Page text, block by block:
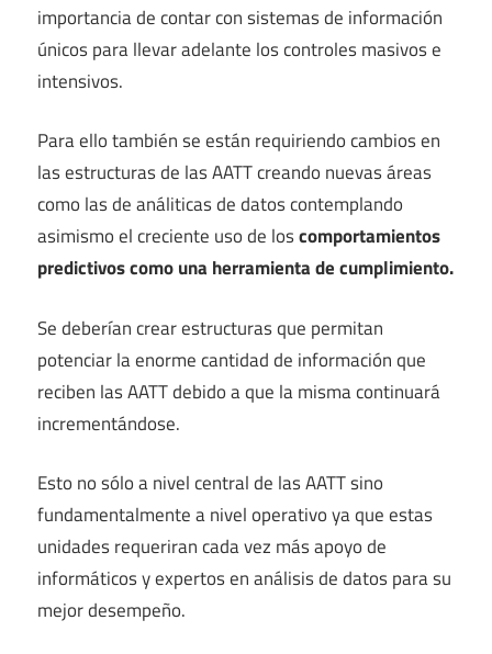
importancia de contar con sistemas de información
únicos para llevar adelante los controles masivos e
intensivos.
Para ello también se están requiriendo cambios en
las estructuras de las AATT creando nuevas áreas
como las de análiticas de datos contemplando
asimismo el creciente uso de loscomportamientos
predictivos como una herramienta de cumplimiento.
Se deberían crear estructuras que permitan
potenciar la enorme cantidad de información que
reciben las AATT debido a que la misma continuará
incrementándose.
Esto no sólo a nivel central de las AATT sino
fundamentalmente a nivel operativo ya que estas
unidades requeriran cada vez más apoyo de
informáticos y expertos en análisis de datos para su
mejor desempeño.